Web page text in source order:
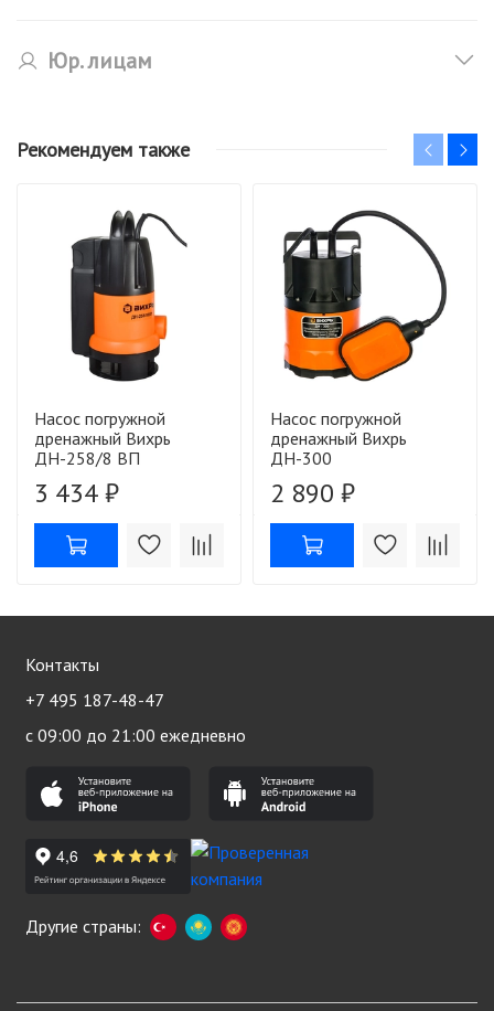
Юр. лицам
Рекомендуем также
Насос погружной
дренажный Вихрь
ДН-258/8 ВП
3 434 ₽
Насос погружной
дренажный Вихрь
ДН-300
2 890 ₽
Контакты
+7 495 187-48-47
с 09:00 до 21:00 ежедневно
Другие страны: